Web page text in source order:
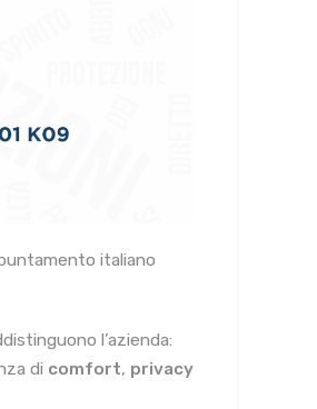
italiano
l’azienda:
di comfort, privacy